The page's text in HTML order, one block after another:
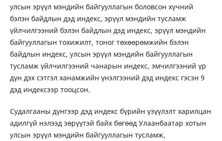
улсын эрүүл мэндийн байгууллагын боловсон хүчний
бэлэн байдлын дэд индекс, эрүүл мэндийн тусламж
үйлчилгээний бэлэн байдлын дэд индекс, эрүүл мэндийн
байгууллагын тохижилт, тоног төхөөрөмжийн бэлэн
байдлын индекс, улсын эрүүл мэндийн байгууллагын
тусламж үйлчилгээний чанарын индекс, эмчилгээний үр
дүн дэх сэтгэл ханамжийн үнэлгээний дэд индекс гэсэн 9
дэд индексээр тооцсон.
Судалгааны дүнгээр дэд индекс бүрийн үзүүлэлт харилцан
адилгүй нэлээд зөрүүтэй байх бөгөөд Улаанбаатар хотын
улсын эрүүл мэндийн байгууллагын тусламж,